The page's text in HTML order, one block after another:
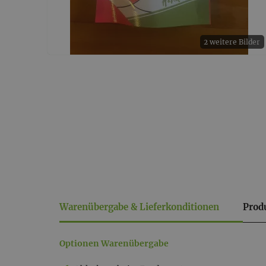
2 weitere Bilder
Warenübergabe & Lieferkonditionen
Warenübergabe
Optionen Warenübergabe